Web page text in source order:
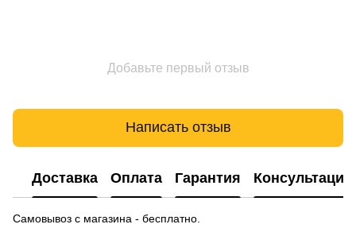
Добавьте первый отзыв
Написать отзыв
Доставка Оплата Гарантия Консультация
Самовывоз с магазина - бесплатно.